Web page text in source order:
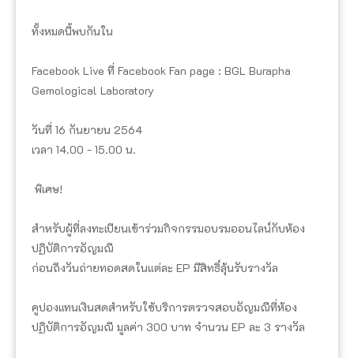
ทั้งหมดนี้พบกันใน
Facebook Live ที่ Facebook Fan page : BGL Burapha
Gemological Laboratory
วันที่ 16 กันยายน 2564
เวลา 14.00 - 15.00 น.
พิเศษ!
สำหรับผู้ที่ลงทะเบียนเข้าร่วมกิจกรรมอบรมออนไลน์กับห้อง
ปฏิบัติการอัญมณี
ก่อนถึงวันถ่ายทอดสดในแต่ละ EP มีสิทธิ์ลุ้นรับรางวัล
คูปองแทนเงินสดสำหรับใช้บริการตรวจสอบอัญมณีที่ห้อง
ปฏิบัติการอัญมณี มูลค่า 300 บาท จำนวน EP ละ 3 รางวัล